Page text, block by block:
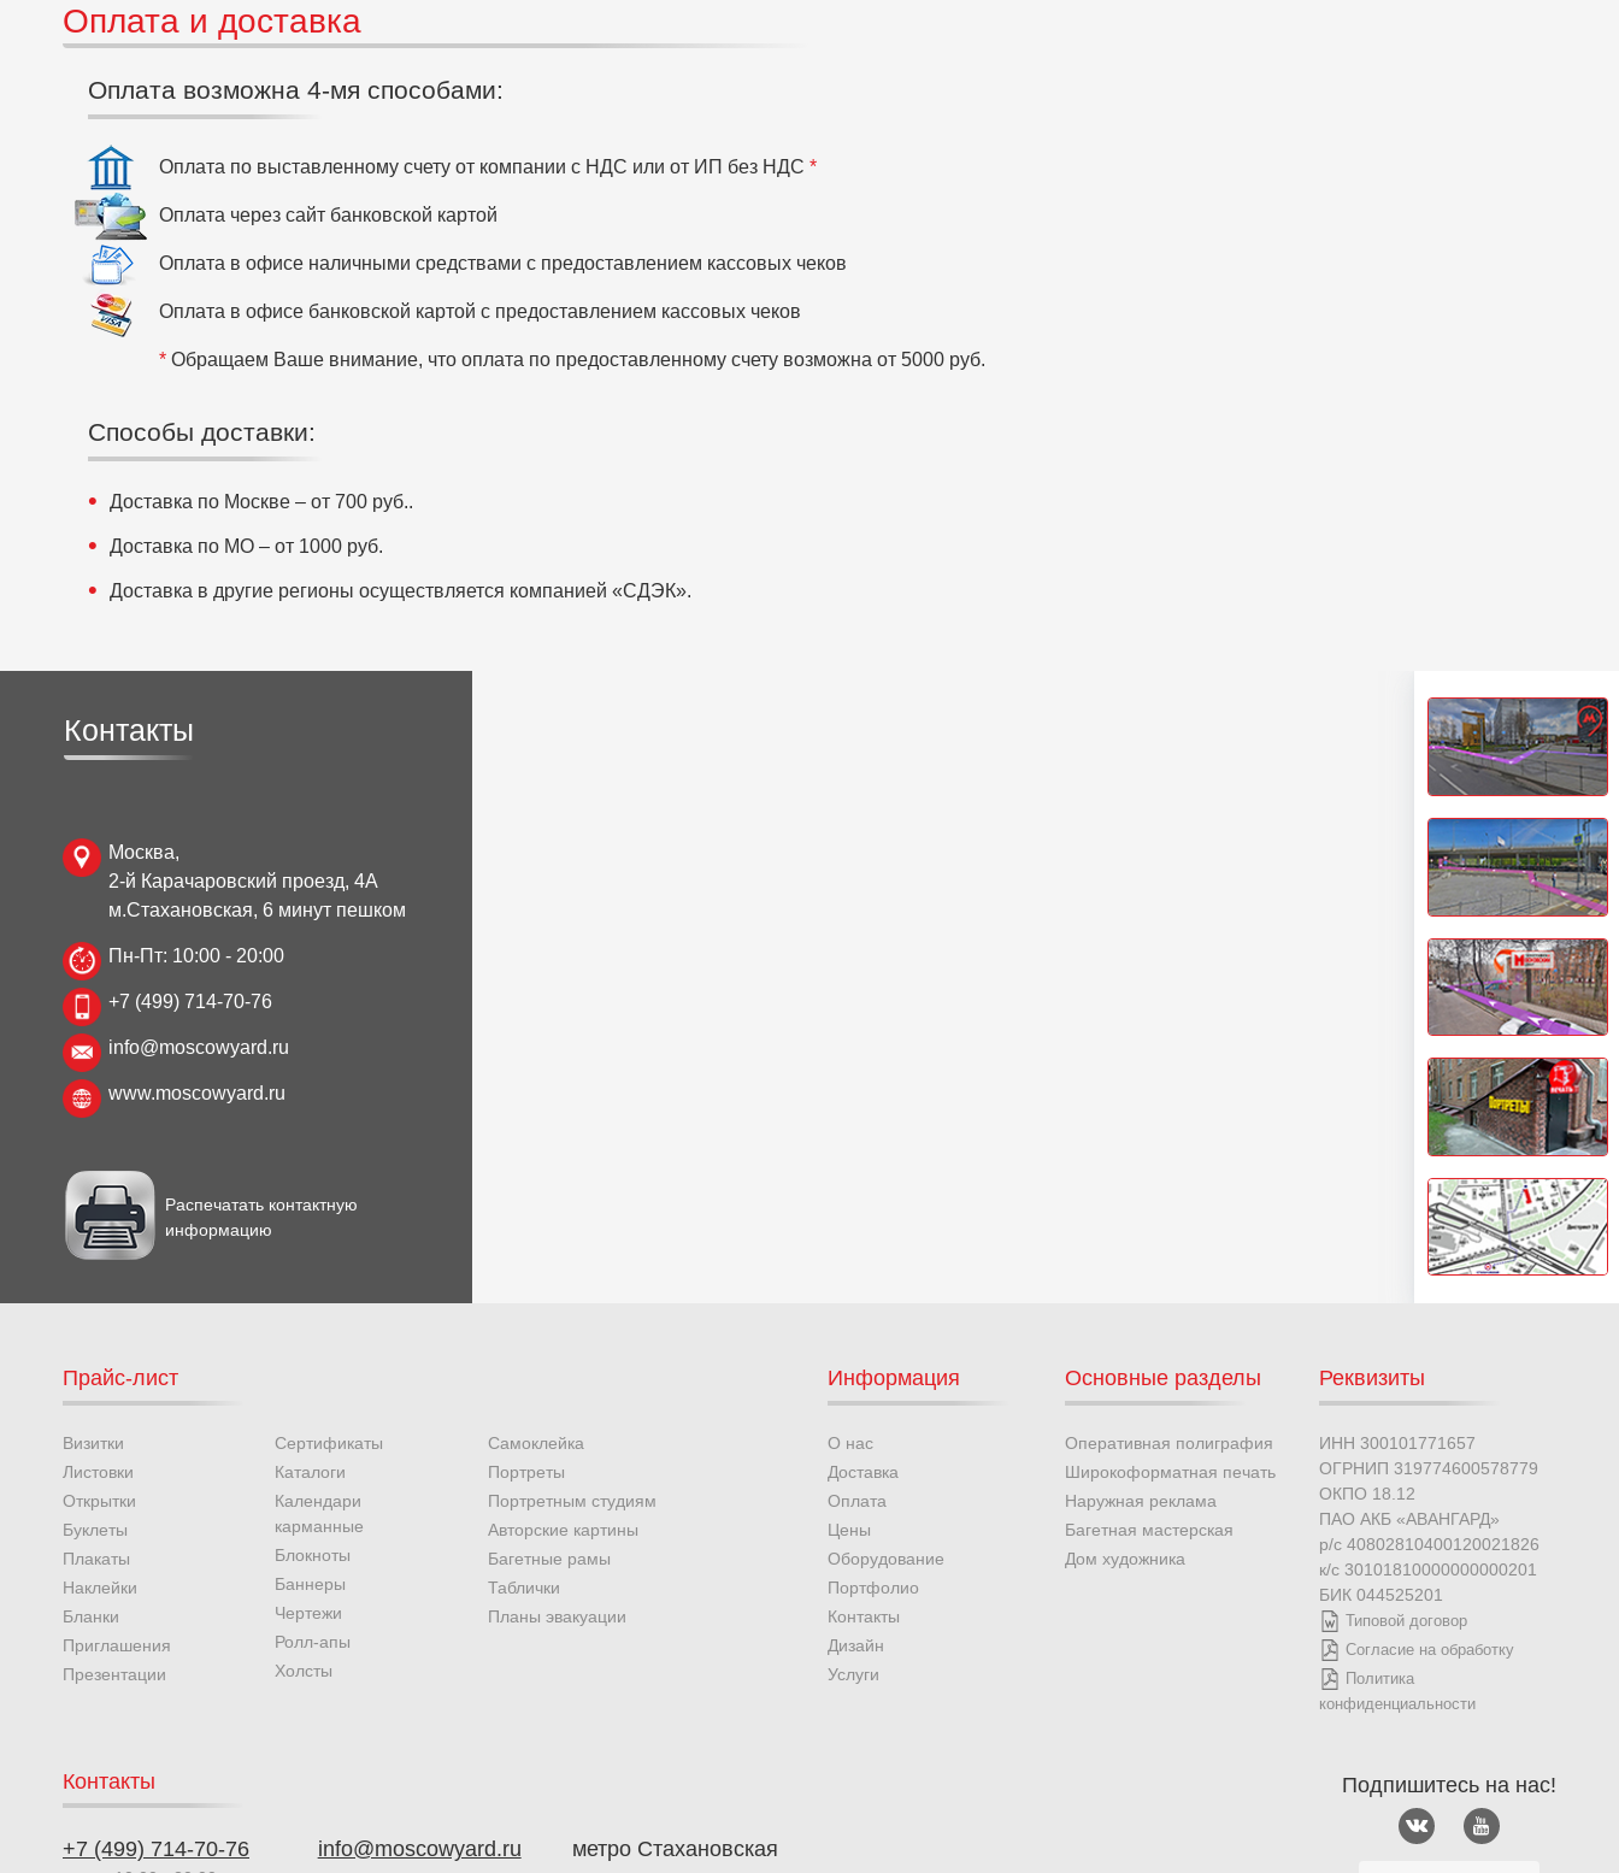
Оплата и доставка
Оплата возможна 4-мя способами:
Оплата по выставленному счету от компании с НДС или от ИП без НДС *
Оплата через сайт банковской картой
Оплата в офисе наличными средствами с предоставлением кассовых чеков
Оплата в офисе банковской картой с предоставлением кассовых чеков
* Обращаем Ваше внимание, что оплата по предоставленному счету возможна от 5000 руб.
Способы доставки:
Доставка по Москве – от 700 руб..
Доставка по МО – от 1000 руб.
Доставка в другие регионы осуществляется компанией «СДЭК».
Контакты
Москва,
2-й Карачаровский проезд, 4А
м.Стахановская, 6 минут пешком
Пн-Пт: 10:00 - 20:00
+7 (499) 714-70-76
info@moscowyard.ru
www.moscowyard.ru
Распечатать контактную
информацию
Прайс-лист
Визитки
Листовки
Открытки
Буклеты
Плакаты
Наклейки
Бланки
Приглашения
Презентации
Сертификаты
Каталоги
Календари
карманные
Блокноты
Баннеры
Чертежи
Ролл-апы
Холсты
Самоклейка
Портреты
Портретным студиям
Авторские картины
Багетные рамы
Таблички
Планы эвакуации
Информация
О нас
Доставка
Оплата
Цены
Оборудование
Портфолио
Контакты
Дизайн
Услуги
Основные разделы
Оперативная полиграфия
Широкоформатная печать
Наружная реклама
Багетная мастерская
Дом художника
Реквизиты
ИНН 300101771657
ОГРНИП 319774600578779
ОКПО 18.12
ПАО АКБ «АВАНГАРД»
р/с 40802810400120021826
к/с 30101810000000000201
БИК 044525201
Типовой договор
Согласие на обработку
Политика
конфиденциальности
Контакты
+7 (499) 714-70-76 info@moscowyard.ru метро Стахановская
Подпишитесь на нас!